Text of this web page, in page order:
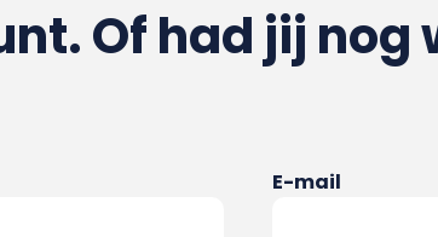
Of had jij nog
E-mail